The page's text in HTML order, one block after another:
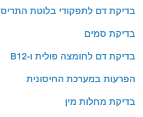
בדיקת דם לתפקודי בלוטת התריס
בדיקת סמים
בדיקת דם לחומצה פולית ו-B12
הפרעות במערכת החיסונית
בדיקת מחלות מין